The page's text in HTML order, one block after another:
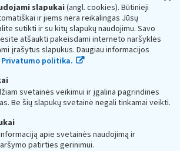
slapukai(angl. cookies). Būtinieji
ir jiems nėra reikalingas Jūsų
sutikti ir su kitų slapukų naudojimu. Savo
atšaukti pakeisdami interneto naršyklės
įrašytus slapukus. Daugiau informacijos
Privatumo politika.
svetainės veikimui ir įgalina pagrindines
Be šių slapukų svetainė negali tinkamai veikti.
apie svetainės naudojimą ir
patirties gerinimui.
ministerijos
asmens kodas — 188659752,
g. 14, 01107 Vilnius, Lietuva, el.paštas:
dėžutės adresas 188659752
mokesčių inspekciją prie Lietuvos
kaupiami ir saugomi Juridinių